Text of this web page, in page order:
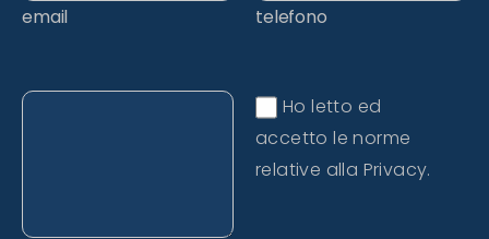
email telefono
Ho letto ed
accetto le norme
relative alla Privacy.